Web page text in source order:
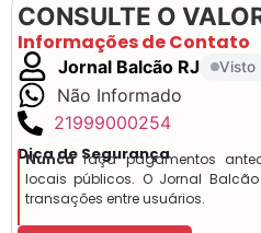
CONSULTE O
Informações de Contato
Jornal Balcão RJ Visto
Não Informado
21999000254
Dica de Segurança
Nuncafaça pagamentos
locais públicos. O Jornal
transações entre usuários.